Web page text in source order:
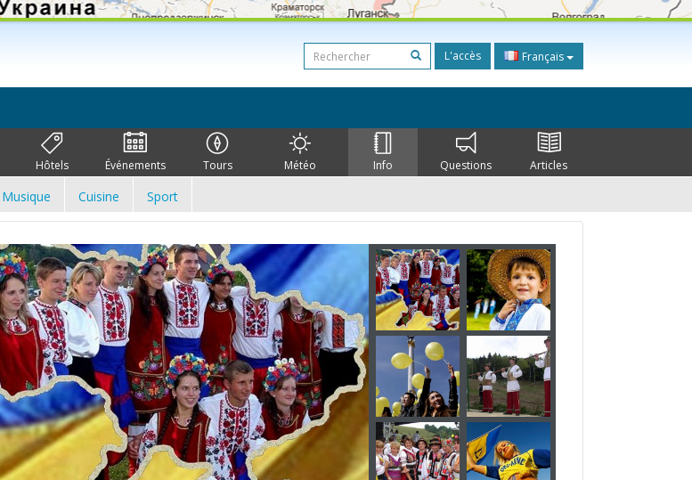
L'accès Français
Hôtels Événements Tours Météo Info Questions Articles
Musique Cuisine Sport